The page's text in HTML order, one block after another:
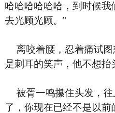
哈哈哈哈哈哈，到时候
去光顾光顾。”
离咬着腰，忍着痛试图
是刺耳的笑声，他不想抬
被胥一鸣攥住头发，往
了，你现在已经不是以前